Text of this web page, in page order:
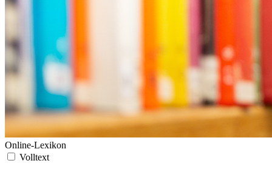
Online-Lexikon
Volltext